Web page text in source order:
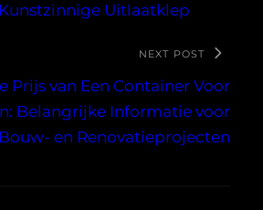
Uitlaatklep
NEXT POST
Prijs van Een Container Voor
Belangrijke Informatie voor
Bouw- en Renovatieprojecten